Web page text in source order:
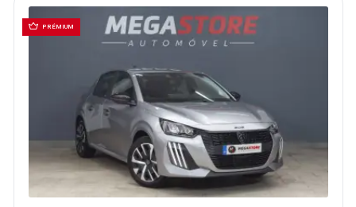
PRÉMIUM